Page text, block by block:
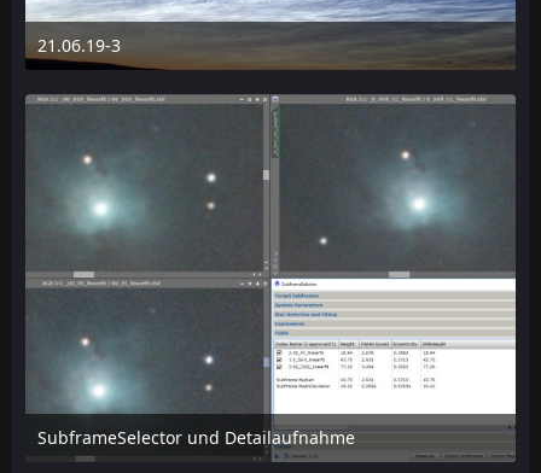
21.06.19-3
24. Juni 2019 um 14:30
SubframeSelector und Detailaufnahme
14. April 2019 um 19:04